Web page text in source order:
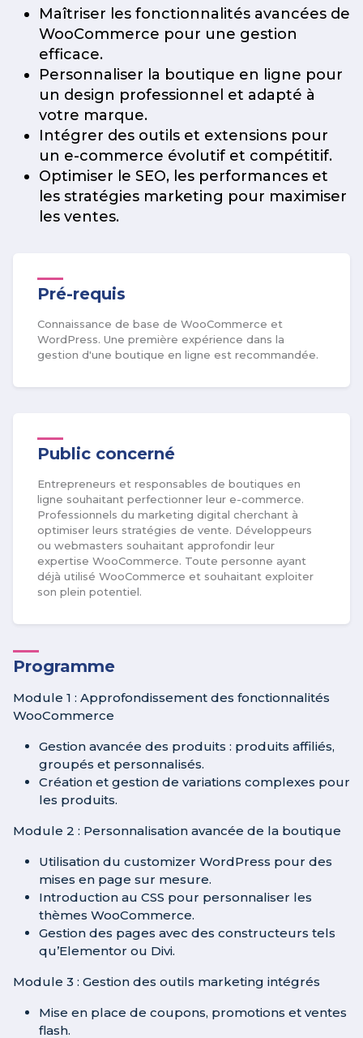
Maîtriser les fonctionnalités avancées de
WooCommerce pour une gestion
efficace.
Personnaliser la boutique en ligne pour
un design professionnel et adapté à
votre marque.
Intégrer des outils et extensions pour
un e-commerce évolutif et compétitif.
Optimiser le SEO, les performances et
les stratégies marketing pour maximiser
les ventes.
Pré-requis
Connaissance de base de WooCommerce et
WordPress. Une première expérience dans la
gestion d'une boutique en ligne est recommandée.
Public concerné
Entrepreneurs et responsables de boutiques en
ligne souhaitant perfectionner leur e-commerce.
Professionnels du marketing digital cherchant à
optimiser leurs stratégies de vente. Développeurs
ou webmasters souhaitant approfondir leur
expertise WooCommerce. Toute personne ayant
déjà utilisé WooCommerce et souhaitant exploiter
son plein potentiel.
Programme
Module 1 : Approfondissement des fonctionnalités
WooCommerce
Gestion avancée des produits : produits affiliés,
groupés et personnalisés.
Création et gestion de variations complexes pour
les produits.
Module 2 : Personnalisation avancée de la boutique
Utilisation du customizer WordPress pour des
mises en page sur mesure.
Introduction au CSS pour personnaliser les
thèmes WooCommerce.
Gestion des pages avec des constructeurs tels
qu’Elementor ou Divi.
Module 3 : Gestion des outils marketing intégrés
Mise en place de coupons, promotions et ventes
flash.